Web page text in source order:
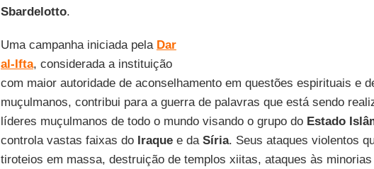
Sbardelotto.
Uma campanha iniciada pela Dar
al-Ifta, considerada a instituição
com maior autoridade de aconselhamento em questões espirituais e
muçulmanos, contribui para a guerra de palavras que está sendo
líderes muçulmanos de todo o mundo visando o grupo do Estado
controla vastas faixas do Iraquee da Síria. Seus ataques violentos
tiroteios em massa, destruição de templos xiitas, ataques às